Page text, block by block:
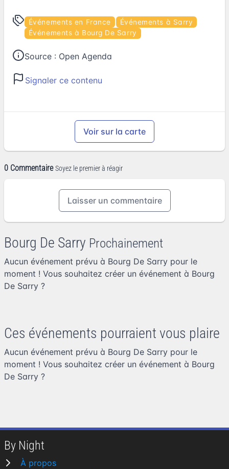
Événements en France
Événements à Sarry
Événements à Bourg De Sarry
Source : Open Agenda
Signaler ce contenu
Voir sur la carte
0 Commentaire Soyez le premier à réagir
Laisser un commentaire
Bourg De Sarry Prochainement
Aucun événement prévu à Bourg De Sarry pour le
moment ! Vous souhaitez créer un événement à Bourg
De Sarry ?
Ces événements pourraient vous plaire
Aucun événement prévu à Bourg De Sarry pour le
moment ! Vous souhaitez créer un événement à Bourg
De Sarry ?
By Night
À propos